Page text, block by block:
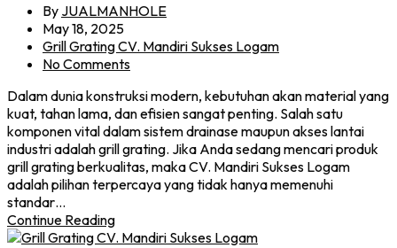
By JUALMANHOLE
May 18, 2025
Grill Grating CV. Mandiri Sukses Logam
No Comments
Dalam dunia konstruksi modern, kebutuhan akan material yang
kuat, tahan lama, dan efisien sangat penting. Salah satu
komponen vital dalam sistem drainase maupun akses lantai
industri adalah grill grating. Jika Anda sedang mencari produk
grill grating berkualitas, maka CV. Mandiri Sukses Logam
adalah pilihan terpercaya yang tidak hanya memenuhi
standar…
Continue Reading